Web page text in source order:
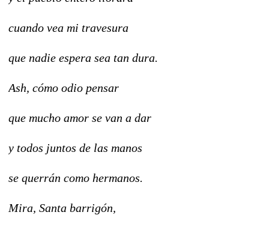
cuando vea mi travesura
que nadie espera sea tan dura.
Ash, cómo odio pensar
que mucho amor se van a dar
y todos juntos de las manos
se querrán como hermanos.
Mira, Santa barrigón,